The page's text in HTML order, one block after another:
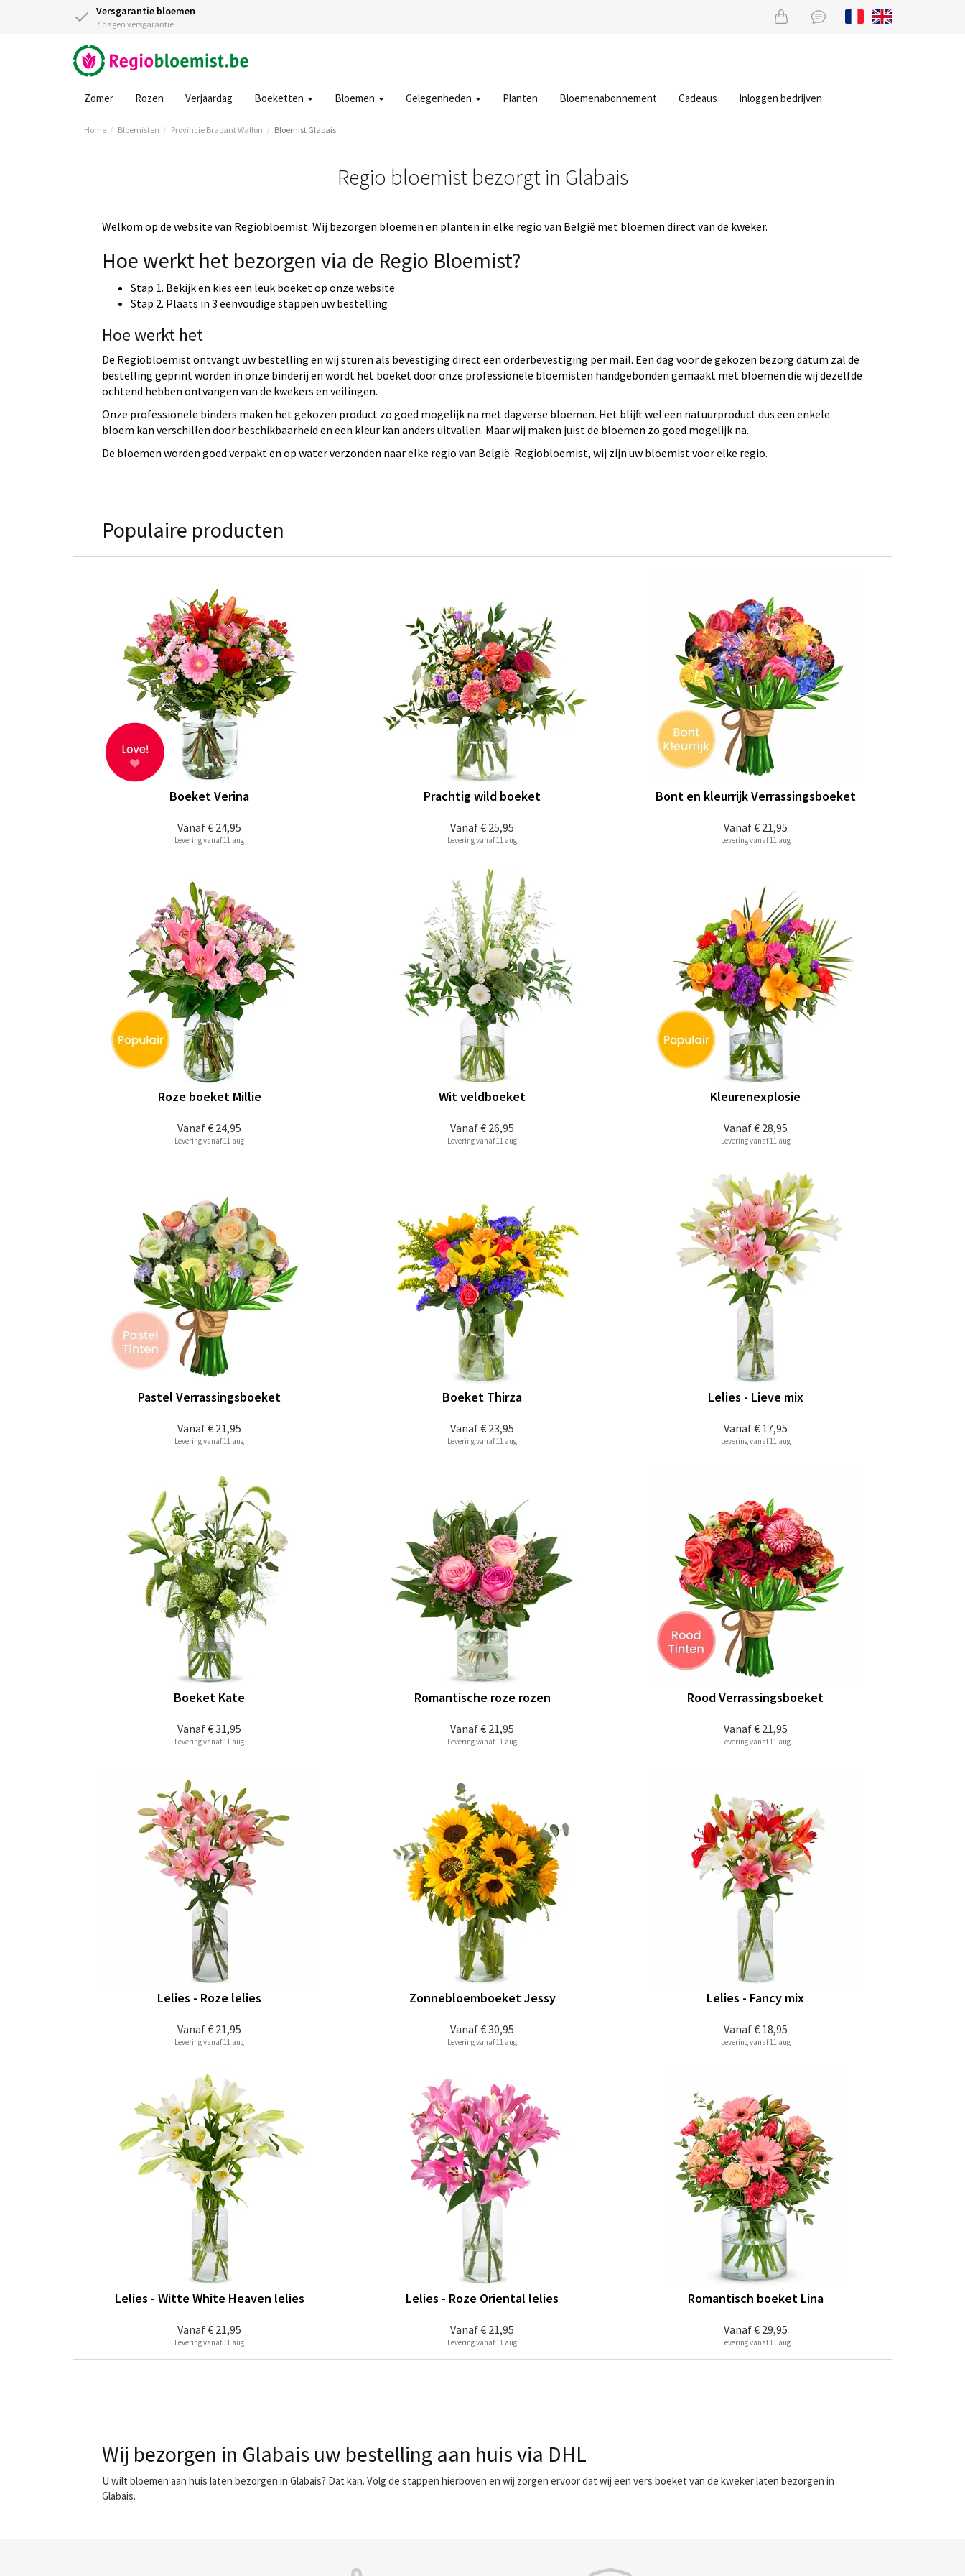
Versgarantie bloemen
7 dagen versgarantie
Zomer Rozen Verjaardag Boeketten Bloemen Gelegenheden Planten Bloemenabonnement Cadeaus Inloggen bedrijven
Home Bloemisten Provincie Brabant Wallon Bloemist Glabais
Regio bloemist bezorgt in Glabais
Welkom op de website van Regiobloemist. Wij bezorgen bloemen en planten in elke regio van België met bloemen direct van de kweker.
Hoe werkt het bezorgen via de Regio Bloemist?
Stap 1. Bekijk en kies een leuk boeket op onze website
Stap 2. Plaats in 3 eenvoudige stappen uw bestelling
Hoe werkt het
De Regiobloemist ontvangt uw bestelling en wij sturen als bevestiging direct een orderbevestiging per mail. Een dag voor de gekozen bezorg datum zal de
bestelling geprint worden in onze binderij en wordt het boeket door onze professionele bloemisten handgebonden gemaakt met bloemen die wij dezelfde
ochtend hebben ontvangen van de kwekers en veilingen.
Onze professionele binders maken het gekozen product zo goed mogelijk na met dagverse bloemen. Het blijft wel een natuurproduct dus een enkele
bloem kan verschillen door beschikbaarheid en een kleur kan anders uitvallen. Maar wij maken juist de bloemen zo goed mogelijk na.
De bloemen worden goed verpakt en op water verzonden naar elke regio van België. Regiobloemist, wij zijn uw bloemist voor elke regio.
Populaire producten
Vanaf€ 24,95
Boeket Verina
Levering vanaf 11 aug
Vanaf€ 25,95
Prachtig wild boeket
Levering vanaf 11 aug
Vanaf€ 21,95
Bont en kleurrijk Verrassingsboeket
Levering vanaf 11 aug
Vanaf€ 24,95
Roze boeket Millie
Levering vanaf 11 aug
Vanaf€ 26,95
Wit veldboeket
Levering vanaf 11 aug
Vanaf€ 28,95
Kleurenexplosie
Levering vanaf 11 aug
Vanaf€ 21,95
Pastel Verrassingsboeket
Levering vanaf 11 aug
Vanaf€ 23,95
Boeket Thirza
Levering vanaf 11 aug
Vanaf€ 17,95
Lelies - Lieve mix
Levering vanaf 11 aug
Vanaf€ 31,95
Boeket Kate
Levering vanaf 11 aug
Vanaf€ 21,95
Romantische roze rozen
Levering vanaf 11 aug
Vanaf€ 21,95
Rood Verrassingsboeket
Levering vanaf 11 aug
Vanaf€ 21,95
Lelies - Roze lelies
Levering vanaf 11 aug
Vanaf€ 30,95
Zonnebloemboeket Jessy
Levering vanaf 11 aug
Vanaf€ 18,95
Lelies - Fancy mix
Levering vanaf 11 aug
Vanaf€ 21,95
Lelies - Witte White Heaven lelies
Levering vanaf 11 aug
Vanaf€ 21,95
Lelies - Roze Oriental lelies
Levering vanaf 11 aug
Vanaf€ 29,95
Romantisch boeket Lina
Levering vanaf 11 aug
Wij bezorgen in Glabais uw bestelling aan huis via DHL
U wilt bloemen aan huis laten bezorgen in Glabais? Dat kan. Volg de stappen hierboven en wij zorgen ervoor dat wij een vers boeket van de kweker laten bezorgen in
Glabais.